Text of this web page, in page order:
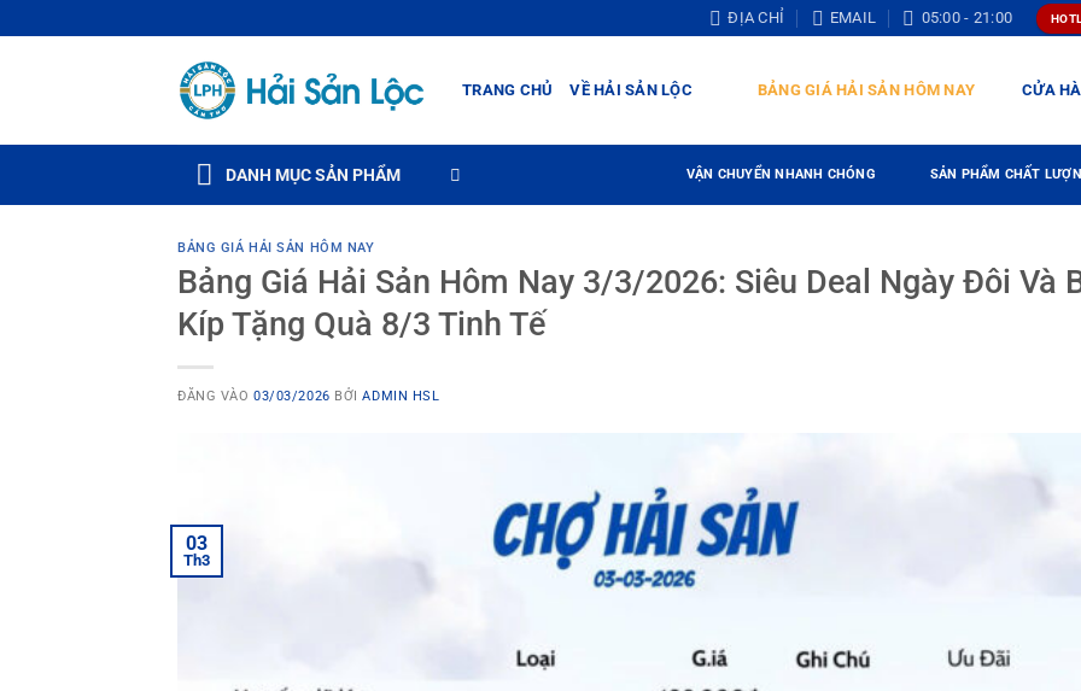
qua
ĐỊA CHỈ EMAIL 05:00 - 21:00
TRANG CHỦ VỀ HẢI SẢN LỘC BẢNG GIÁ HẢI SẢN HÔM NAY CỬA
DANH MỤC SẢN PHẨM VẬN CHUYỂN NHANH CHÓNG SẢN PHẨM CHẤT
BẢNG GIÁ HẢI SẢN HÔM NAY
Bảng Giá Hải Sản Hôm Nay 3/3/2026: Siêu Deal Ngày Đôi Và
Kíp Tặng Quà 8/3 Tinh Tế
ĐĂNG VÀO03/03/2026 BỞIADMIN HSL
03
Th3